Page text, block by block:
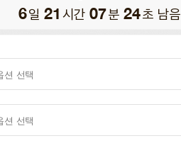
6일 21 시간 07분 23초 남음